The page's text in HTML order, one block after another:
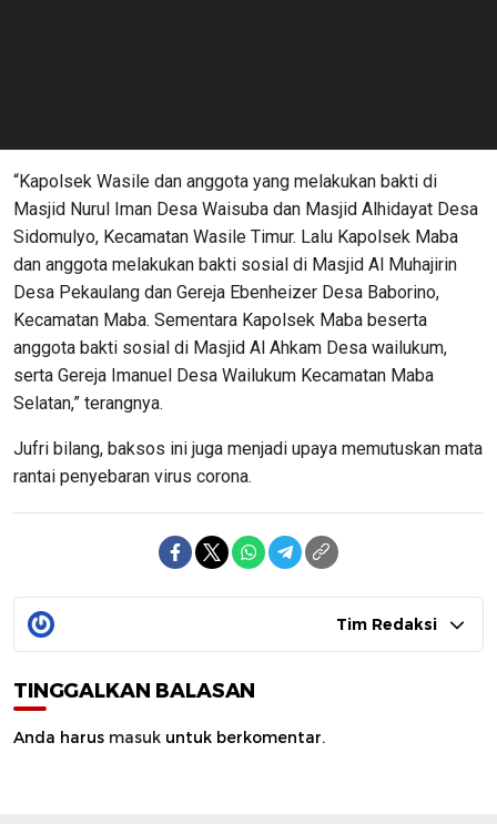
“Kapolsek Wasile dan anggota yang melakukan bakti di
Masjid Nurul Iman Desa Waisuba dan Masjid Alhidayat Desa
Sidomulyo, Kecamatan Wasile Timur. Lalu Kapolsek Maba
dan anggota melakukan bakti sosial di Masjid Al Muhajirin
Desa Pekaulang dan Gereja Ebenheizer Desa Baborino,
Kecamatan Maba. Sementara Kapolsek Maba beserta
anggota bakti sosial di Masjid Al Ahkam Desa wailukum,
serta Gereja Imanuel Desa Wailukum Kecamatan Maba
Selatan,” terangnya.
Jufri bilang, baksos ini juga menjadi upaya memutuskan mata
rantai penyebaran virus corona.
Tim Redaksi
TINGGALKAN BALASAN
Anda harus masuk untuk berkomentar.